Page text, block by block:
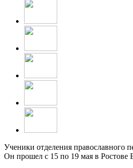
Ученики отделения православного
Он прошел с 15 по 19 мая в Ростове